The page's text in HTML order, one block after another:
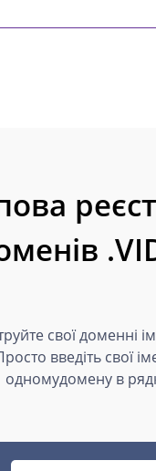
свої доменні
введіть свої
одномудомену в